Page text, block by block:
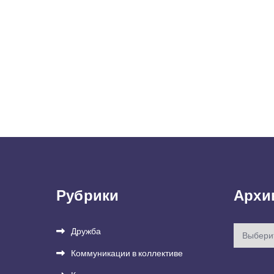
Рубрики
Дружба
Коммуникации в коллективе
Архивы